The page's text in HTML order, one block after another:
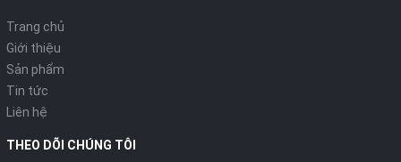
giờ theo thời gian thực sử dụng sản phẩm từ 0 - 24 giờ. Mỗi
một khấc nhỏ tương ứng với 15 phút. Khi muốn sử dụng tính
năng này người dùng chỉ cần gạt nút đỏ to về vị trí ở giữa
tương ứng với hình chiếc đồng hồ để chuyển sang chế độ hẹn
giờ, phím I là chạy liên tục còn phím O là tắt hoàn toàn.
- Khi người dùng hẹn giờ trước tiên phải xem hiện tại thời gian
Trang chủ
Giới thiệu
Sản phẩm
Tin tức
Liên hệ
THEO DÕI CHÚNG TÔI